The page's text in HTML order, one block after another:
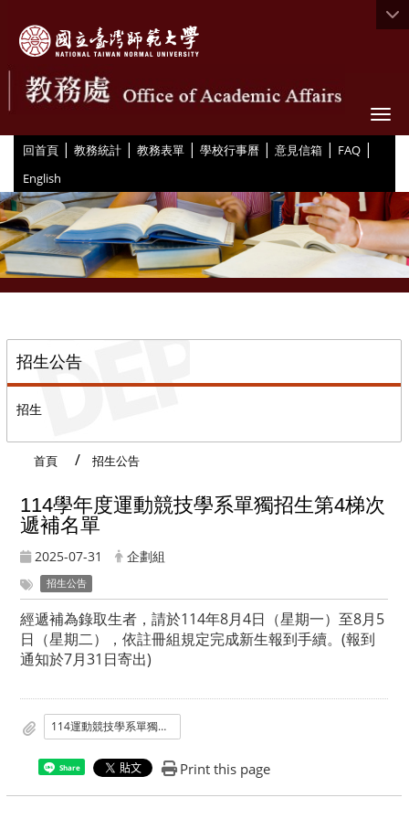
回首頁 | 教務統計 | 教務表單 | 學校行事曆 | 意見信箱 | FAQ |
English
招生公告
招生
首頁 招生公告
114學年度運動競技學系單獨招生第4梯次
遞補名單
2025-07-31 企劃組
招生公告
經遞補為錄取生者，請於114年8月4日（星期一）至8月5
日（星期二），依註冊組規定完成新生報到手續。(報到
通知於7月31日寄出)
114運動競技學系單獨招生第4次遞補名單.pdf
Share Print this page